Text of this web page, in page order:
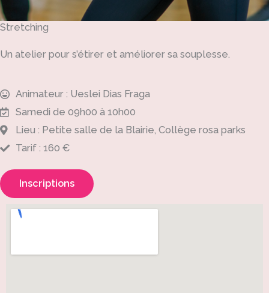
Stretching
Un atelier pour s’étirer et améliorer sa souplesse.
Animateur : Ueslei Dias Fraga
Samedi de 09h00 à 10h00
Lieu : Petite salle de la Blairie, Collège rosa parks
Tarif : 160 €
Inscriptions